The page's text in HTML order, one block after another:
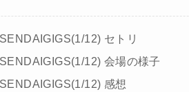
12) セトリ
12) 会場の様子
12) 感想